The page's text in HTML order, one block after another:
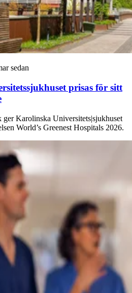
sedan
prisas för sitt
Karolinska Universitets|sjukhuset
World’s Greenest Hospitals 2026.